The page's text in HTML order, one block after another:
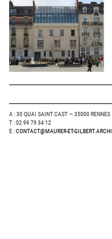
A : 30 QUAI SAINT CAST — 35000 RENNES
T : 02 99 79 34 12
E :CONTACT@MAURER-ET-GILBERT.ARCHI